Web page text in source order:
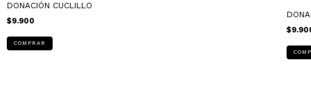
DONACIÓN CUCLILLO
$9.900
COMPRAR